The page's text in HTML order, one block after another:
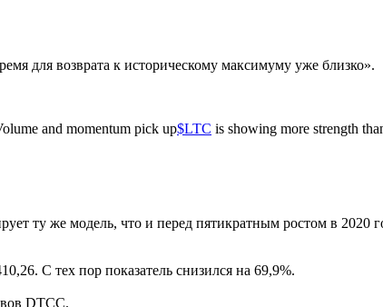
для возврата к историческому максимуму уже близко».
and momentum pick up$LTC is showing more strength
ту же модель, что и перед пятикратным ростом в 2020
С тех пор показатель снизился на 69,9%.
DTCC.